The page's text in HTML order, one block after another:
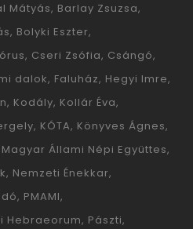
Mátyás Barlay Zsuzsa
Bolyki Eszter
Cseri Zsófia Csángó
dalok Faluház Hegyi Imre
Kodály Kollár Éva
KÓTA Könyves Ágnes
Magyar Állami Népi Együttes
Nemzeti Énekkar
PMAMI
Hebraeorum Pászti